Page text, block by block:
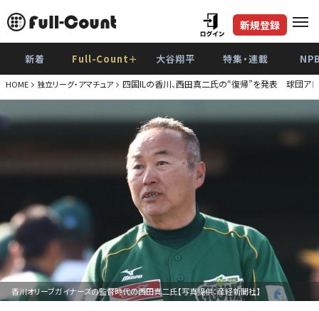
新規登録
新着 Full-Count＋ 大谷翔平 特集・連載
HOME 独立リーグ・アマチュア 四国ILの香川、西田真二氏の“復帰”を発表 球団アド
香川オリーブガイナーズの監督時代の西田真二氏【写真提供：産経新聞社】